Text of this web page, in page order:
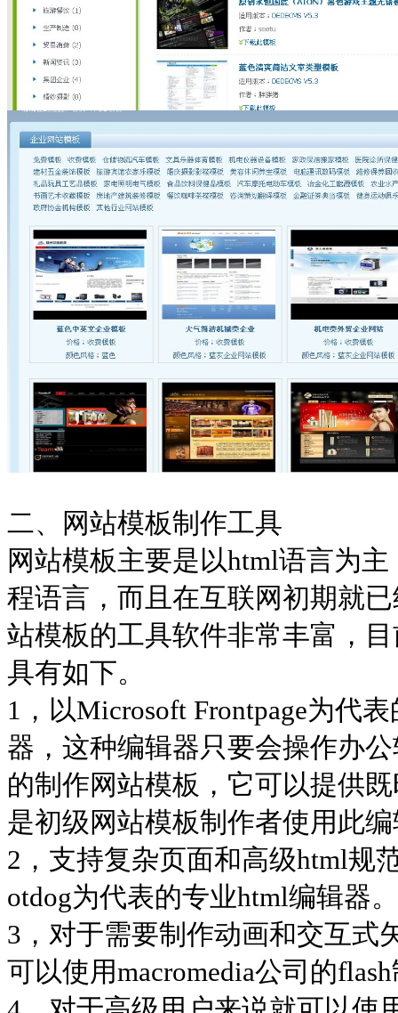
二、网站模板制作工具
网站模板主要是以html语言为
程语言，而且在互联网初期就
站模板的工具软件非常丰富，
具有如下。
1，以Microsoft Frontpage为代
器，这种编辑器只要会操作办
的制作网站模板，它可以提供
是初级网站模板制作者使用此
2，支持复杂页面和高级html规
otdog为代表的专业html编辑器。
3，对于需要制作动画和交互式
可以使用macromedia公司的